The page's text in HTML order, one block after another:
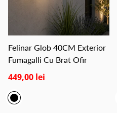
Felinar Glob 40CM Exterior
Fumagalli Cu Brat Ofir
449,00 lei